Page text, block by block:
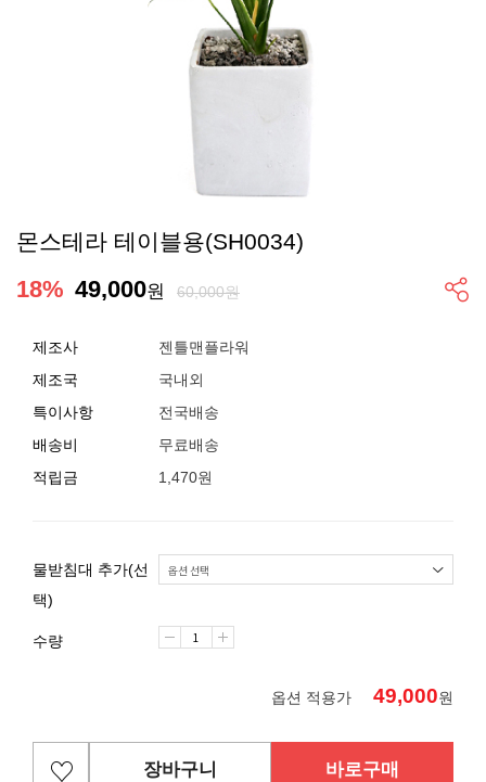
몬스테라 테이블용(SH0034)
18% 49,000원 60,000원
제조사
젠틀맨플라워
제조국
국내외
특이사항
전국배송
배송비
무료배송
적립금
1,470원
물받침대 추가(선
택)
수량
옵션 적용가 49,000원
장바구니 바로구매